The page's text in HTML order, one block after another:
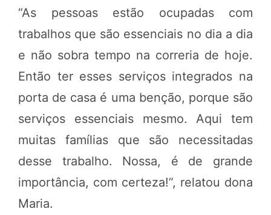
“As pessoas estão ocupadas com
trabalhos que são essenciais no dia a dia
e não sobra tempo na correria de hoje.
Então ter esses serviços integrados na
porta de casa é uma benção, porque são
serviços essenciais mesmo. Aqui tem
muitas famílias que são necessitadas
desse trabalho. Nossa, é de grande
importância, com certeza!”, relatou dona
Maria.